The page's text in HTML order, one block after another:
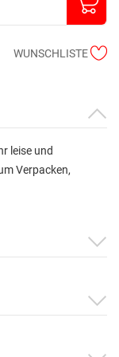
WUNSCHLISTE
leise und
Verpacken,